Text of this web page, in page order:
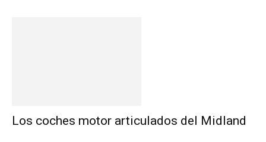
Los coches motor articulados del Midland